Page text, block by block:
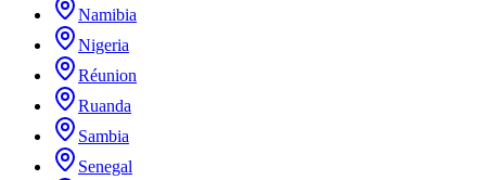
Namibia
Nigeria
Réunion
Ruanda
Sambia
Senegal